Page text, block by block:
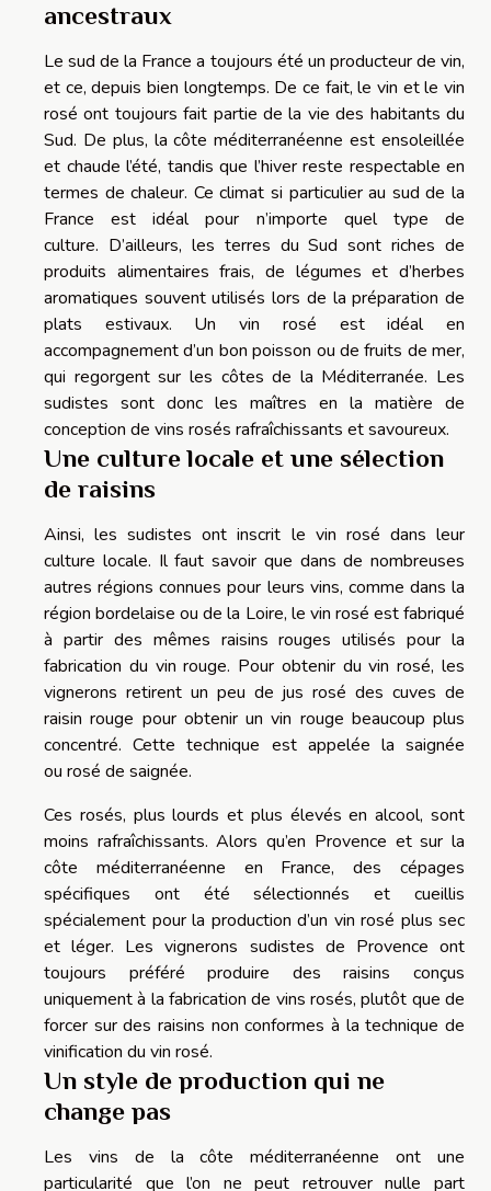
ancestraux
Le sud de la France a toujours été un producteur de vin,
et ce, depuis bien longtemps. De ce fait, le vin et le vin
rosé ont toujours fait partie de la vie des habitants du
Sud. De plus, la côte méditerranéenne est ensoleillée
et chaude l’été, tandis que l’hiver reste respectable en
termes de chaleur. Ce climat si particulier au sud de la
France est idéal pour n’importe quel type de
culture. D’ailleurs, les terres du Sud sont riches de
produits alimentaires frais, de légumes et d’herbes
aromatiques souvent utilisés lors de la préparation de
plats estivaux. Un vin rosé est idéal en
accompagnement d’un bon poisson ou de fruits de mer,
qui regorgent sur les côtes de la Méditerranée. Les
sudistes sont donc les maîtres en la matière de
conception de vins rosés rafraîchissants et savoureux.
Une culture locale et une sélection
de raisins
Ainsi, les sudistes ont inscrit le vin rosé dans leur
culture locale. Il faut savoir que dans de nombreuses
autres régions connues pour leurs vins, comme dans la
région bordelaise ou de la Loire, le vin rosé est fabriqué
à partir des mêmes raisins rouges utilisés pour la
fabrication du vin rouge. Pour obtenir du vin rosé, les
vignerons retirent un peu de jus rosé des cuves de
raisin rouge pour obtenir un vin rouge beaucoup plus
concentré. Cette technique est appelée la saignée
ou rosé de saignée.
Ces rosés, plus lourds et plus élevés en alcool, sont
moins rafraîchissants. Alors qu’en Provence et sur la
côte méditerranéenne en France, des cépages
spécifiques ont été sélectionnés et cueillis
spécialement pour la production d’un vin rosé plus sec
et léger. Les vignerons sudistes de Provence ont
toujours préféré produire des raisins conçus
uniquement à la fabrication de vins rosés, plutôt que de
forcer sur des raisins non conformes à la technique de
vinification du vin rosé.
Un style de production qui ne
change pas
Les vins de la côte méditerranéenne ont une
particularité que l’on ne peut retrouver nulle part